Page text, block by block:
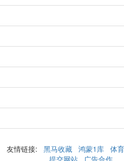
友情链接: 黑马收藏 鸿蒙1库 体
提交网站
广告合作